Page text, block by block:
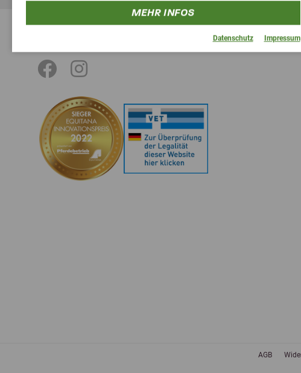
MEHR INFOS
Datenschutz Impressum
AGB